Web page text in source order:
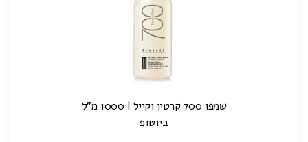
שמפו 700 קרטין וקייל | 1000 מ"ל
ביוטופ